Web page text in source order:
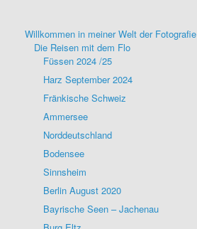
Willkommen in meiner Welt der Fotografie
Die Reisen mit dem Flo
Füssen 2024 /25
Harz September 2024
Fränkische Schweiz
Ammersee
Norddeutschland
Bodensee
Sinnsheim
Berlin August 2020
Bayrische Seen – Jachenau